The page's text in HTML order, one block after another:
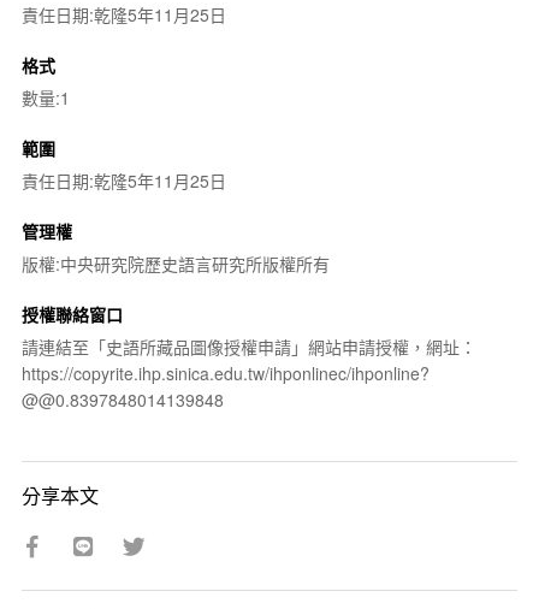
責任日期:乾隆5年11月25日
格式
數量:1
範圍
責任日期:乾隆5年11月25日
管理權
版權:中央研究院歷史語言研究所版權所有
授權聯絡窗口
請連結至「史語所藏品圖像授權申請」網站申請授權，網址：
https://copyrite.ihp.sinica.edu.tw/ihponlinec/ihponline?
@@0.8397848014139848
分享本文